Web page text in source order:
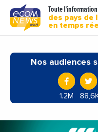
Toute
des pays de
en temps réel
Nos audiences
1.2M